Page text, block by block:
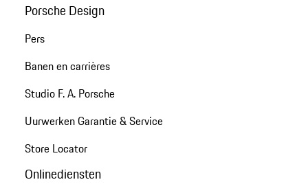
Porsche Design
Pers
Banen en carrières
Studio F. A. Porsche
Uurwerken Garantie & Service
Store Locator
Onlinediensten